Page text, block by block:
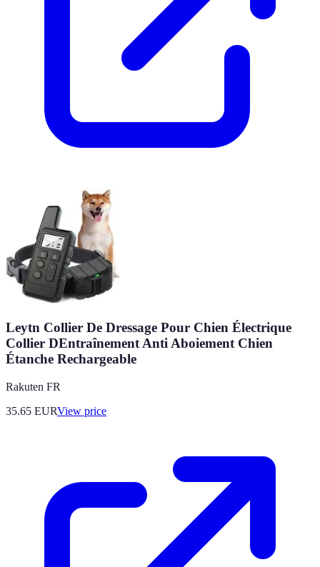
Leytn Collier De Dressage Pour Chien Électrique
Collier DEntraînement Anti Aboiement Chien
Étanche Rechargeable
Rakuten FR
35.65 EURView price